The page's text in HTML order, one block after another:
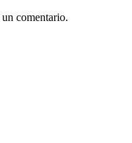
comentario.